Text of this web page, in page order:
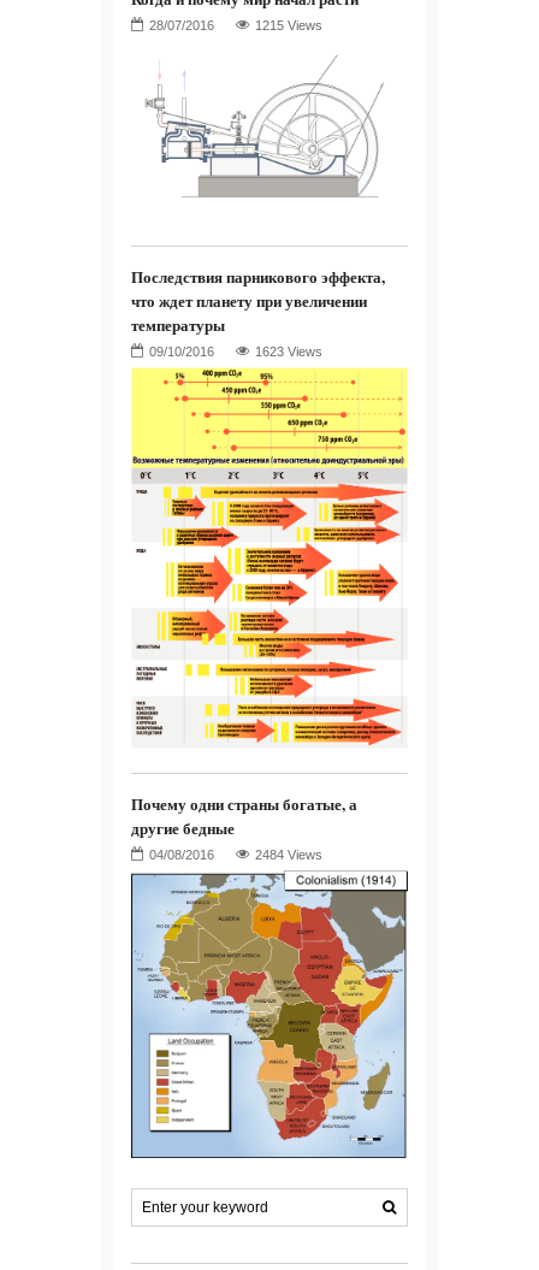
1215 Views
Последствия парникового эффекта,
что ждет планету при увеличении
температуры
1623 Views
Почему одни страны богатые, а
другие бедные
2484 Views